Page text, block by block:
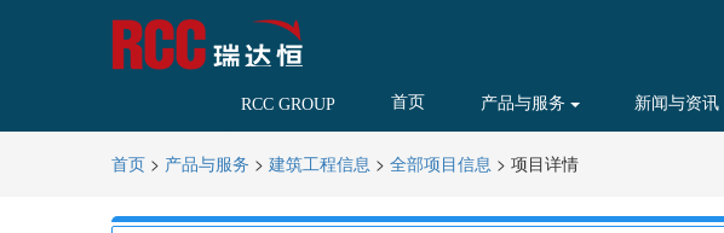
RCC GROUP 首页 产品与服务 新闻与资讯
首页 > 产品与服务 > 建筑工程信息 > 全部项目信息 > 项目详情